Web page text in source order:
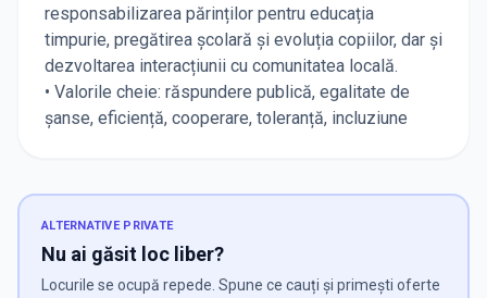
responsabilizarea părinților pentru educația
timpurie, pregătirea școlară și evoluția copiilor, dar și
dezvoltarea interacțiunii cu comunitatea locală.
• Valorile cheie: răspundere publică, egalitate de
șanse, eficiență, cooperare, toleranță, incluziune
ALTERNATIVE PRIVATE
Nu ai găsit loc liber?
Locurile se ocupă repede. Spune ce cauți și primești oferte